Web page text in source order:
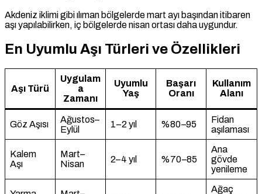
Akdeniz iklimi gibi ılıman bölgelerde mart ayı başından itibaren
aşı yapılabilirken, iç bölgelerde nisan ortası daha uygundur.
En Uyumlu Aşı Türleri ve Özellikleri
Aşı Türü
Uygulam
a
Zamanı
Uyumlu
Yaş
Başarı
Oranı
Kullanım
Alanı
Göz Aşısı
Ağustos–
Eylül
1–2 yıl %80–95
Fidan
aşılaması
Kalem
Aşı
Mart–
Nisan
2–4 yıl %70–85
Ana
gövde
yenileme
Ağaç